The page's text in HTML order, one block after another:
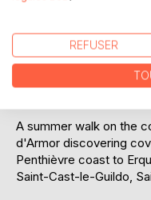
Côtes d'Armor, à la
des pointes. De la Côte
Côte d' Émeraude à
la-Mer et Lancieux.
A summer walk on the
d'Armor discovering
Penthièvre coast to
Saint-Cast-le-Guildo,
REFUSER